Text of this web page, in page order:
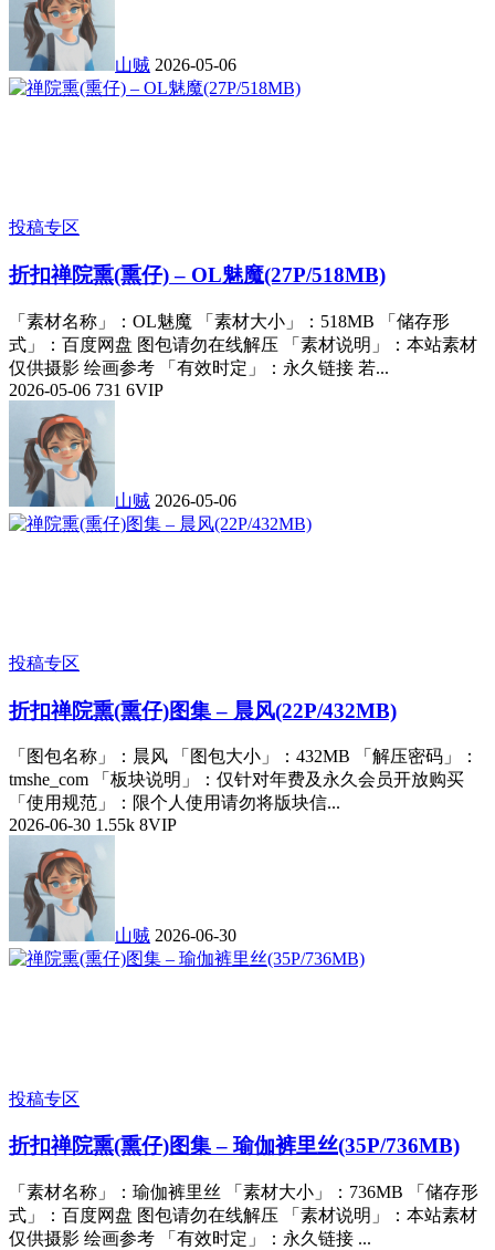
山贼 2026-05-06
投稿专区
折扣禅院熏(熏仔) – OL魅魔(27P/518MB)
「素材名称」：OL魅魔 「素材大小」：518MB 「储存形
式」：百度网盘 图包请勿在线解压 「素材说明」：本站素材
仅供摄影 绘画参考 「有效时定」：永久链接 若...
2026-05-06 731 6VIP
山贼 2026-05-06
投稿专区
折扣禅院熏(熏仔)图集 – 晨风(22P/432MB)
「图包名称」：晨风 「图包大小」：432MB 「解压密码」：
tmshe_com 「板块说明」：仅针对年费及永久会员开放购买
「使用规范」：限个人使用请勿将版块信...
2026-06-30 1.55k 8VIP
山贼 2026-06-30
投稿专区
折扣禅院熏(熏仔)图集 – 瑜伽裤里丝(35P/736MB)
「素材名称」：瑜伽裤里丝 「素材大小」：736MB 「储存形
式」：百度网盘 图包请勿在线解压 「素材说明」：本站素材
仅供摄影 绘画参考 「有效时定」：永久链接 ...